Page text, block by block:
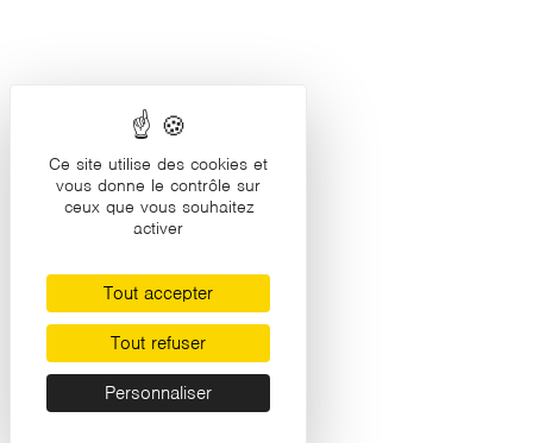
Ce site utilise des cookies et
vous donne le contrôle sur
ceux que vous souhaitez
activer
Tout accepter
Tout refuser
Personnaliser